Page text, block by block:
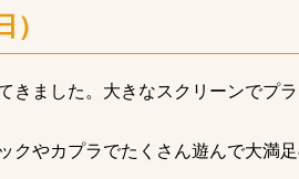
きました。大きなスクリーンでプ
クやカプラでたくさん遊んで大満